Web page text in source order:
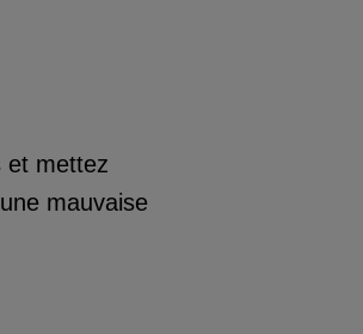
et mettez
mauvaise